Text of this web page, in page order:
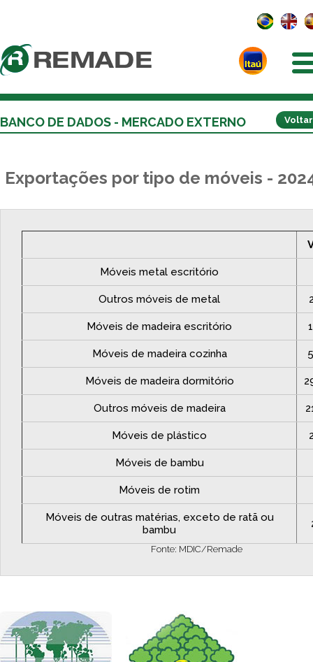
Voltar
BANCO DE DADOS - MERCADO EXTERNO
Exportações por tipo de móveis -
Móveis metal escritório
Outros móveis de metal
Móveis de madeira escritório
Móveis de madeira cozinha
Móveis de madeira dormitório
Outros móveis de madeira
Móveis de plástico
Móveis de bambu
Móveis de rotim
Móveis de outras matérias, exceto de ratã ou
bambu
Fonte: MDIC/Remade